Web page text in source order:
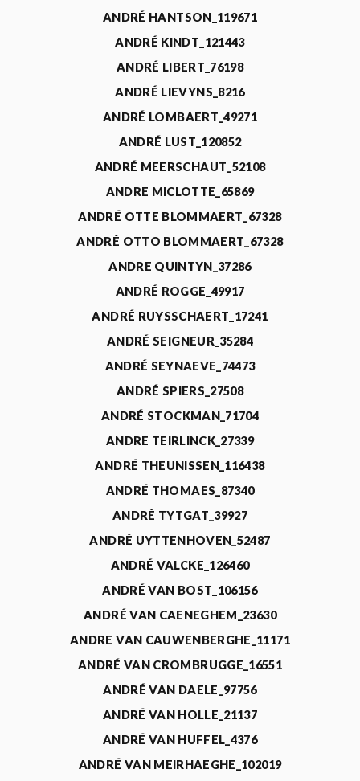
ANDRÉ HANTSON_119671
ANDRÉ KINDT_121443
ANDRÉ LIBERT_76198
ANDRÉ LIEVYNS_8216
ANDRÉ LOMBAERT_49271
ANDRÉ LUST_120852
ANDRÉ MEERSCHAUT_52108
ANDRE MICLOTTE_65869
ANDRÉ OTTE BLOMMAERT_67328
ANDRÉ OTTO BLOMMAERT_67328
ANDRE QUINTYN_37286
ANDRÉ ROGGE_49917
ANDRÉ RUYSSCHAERT_17241
ANDRÉ SEIGNEUR_35284
ANDRÉ SEYNAEVE_74473
ANDRÉ SPIERS_27508
ANDRÉ STOCKMAN_71704
ANDRE TEIRLINCK_27339
ANDRÉ THEUNISSEN_116438
ANDRÉ THOMAES_87340
ANDRÉ TYTGAT_39927
ANDRÉ UYTTENHOVEN_52487
ANDRÉ VALCKE_126460
ANDRÉ VAN BOST_106156
ANDRÉ VAN CAENEGHEM_23630
ANDRE VAN CAUWENBERGHE_11171
ANDRÉ VAN CROMBRUGGE_16551
ANDRÉ VAN DAELE_97756
ANDRÉ VAN HOLLE_21137
ANDRÉ VAN HUFFEL_4376
ANDRÉ VAN MEIRHAEGHE_102019